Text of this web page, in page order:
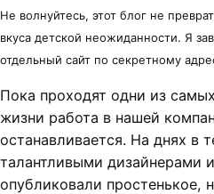
Не волнуйтесь, этот блог не
вкуса детской неожиданности. Я
отдельный сайт по секретному
Пока проходят одни из
жизни работа в нашей
останавливается. На днях в
талантливыми дизайнерами
опубликовали простенькое,